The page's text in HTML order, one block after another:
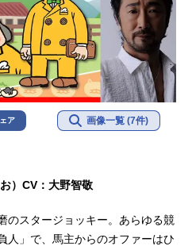
ア 画像一覧 (7件)
）CV：大野智敬
のスタージョッキー。あらゆる競
人」で、馬主からのオファーはひ